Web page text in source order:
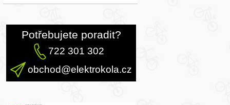
Potřebujete poradit?
722 301 302
obchod@elektrokola.cz